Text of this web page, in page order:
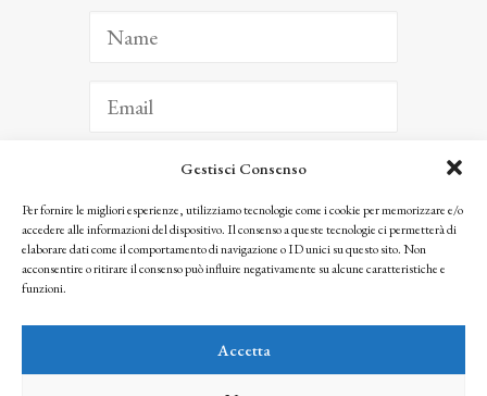
Gestisci Consenso
Per fornire le migliori esperienze, utilizziamo tecnologie come i cookie per memorizzare e/o
accedere alle informazioni del dispositivo. Il consenso a queste tecnologie ci permetterà di
elaborare dati come il comportamento di navigazione o ID unici su questo sito. Non
acconsentire o ritirare il consenso può influire negativamente su alcune caratteristiche e
funzioni.
Accetta
ISCRIVITI
Facendo clic per iscriverti, riconosci che le tue informazioni saranno trattate
seguendo la nostra Privacy Policy
© 2025 Istituto Matteucci. All right reserved
l’autorizzazione scritta dei proprietari dei diritti e dell’Istituto Matteucci